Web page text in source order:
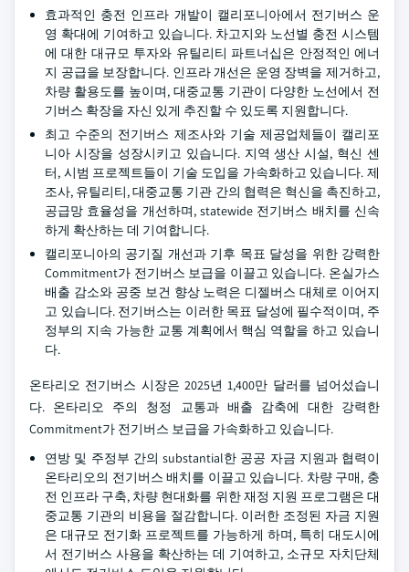
효과적인 충전 인프라 개발이 캘리포니아에서 전기버스 운
영 확대에 기여하고 있습니다. 차고지와 노선별 충전 시스템
에 대한 대규모 투자와 유틸리티 파트너십은 안정적인 에너
지 공급을 보장합니다. 인프라 개선은 운영 장벽을 제거하고,
차량 활용도를 높이며, 대중교통 기관이 다양한 노선에서 전
기버스 확장을 자신 있게 추진할 수 있도록 지원합니다.
최고 수준의 전기버스 제조사와 기술 제공업체들이 캘리포
니아 시장을 성장시키고 있습니다. 지역 생산 시설, 혁신 센
터, 시범 프로젝트들이 기술 도입을 가속화하고 있습니다. 제
조사, 유틸리티, 대중교통 기관 간의 협력은 혁신을 촉진하고,
공급망 효율성을 개선하며, statewide 전기버스 배치를 신속
하게 확산하는 데 기여합니다.
캘리포니아의 공기질 개선과 기후 목표 달성을 위한 강력한
Commitment가 전기버스 보급을 이끌고 있습니다. 온실가스
배출 감소와 공중 보건 향상 노력은 디젤버스 대체로 이어지
고 있습니다. 전기버스는 이러한 목표 달성에 필수적이며, 주
정부의 지속 가능한 교통 계획에서 핵심 역할을 하고 있습니
다.
온타리오 전기버스 시장은 2025년 1,400만 달러를 넘어섰습니
다. 온타리오 주의 청정 교통과 배출 감축에 대한 강력한
Commitment가 전기버스 보급을 가속화하고 있습니다.
연방 및 주정부 간의 substantial한 공공 자금 지원과 협력이
온타리오의 전기버스 배치를 이끌고 있습니다. 차량 구매, 충
전 인프라 구축, 차량 현대화를 위한 재정 지원 프로그램은 대
중교통 기관의 비용을 절감합니다. 이러한 조정된 자금 지원
은 대규모 전기화 프로젝트를 가능하게 하며, 특히 대도시에
서 전기버스 사용을 확산하는 데 기여하고, 소규모 자치단체